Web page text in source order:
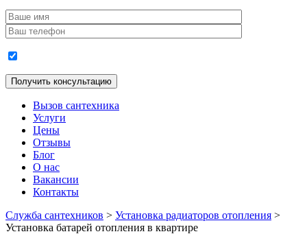
Вызов сантехника
Услуги
Цены
Отзывы
Блог
О нас
Вакансии
Контакты
Служба сантехников > Установка радиаторов отопления >
Установка батарей отопления в квартире